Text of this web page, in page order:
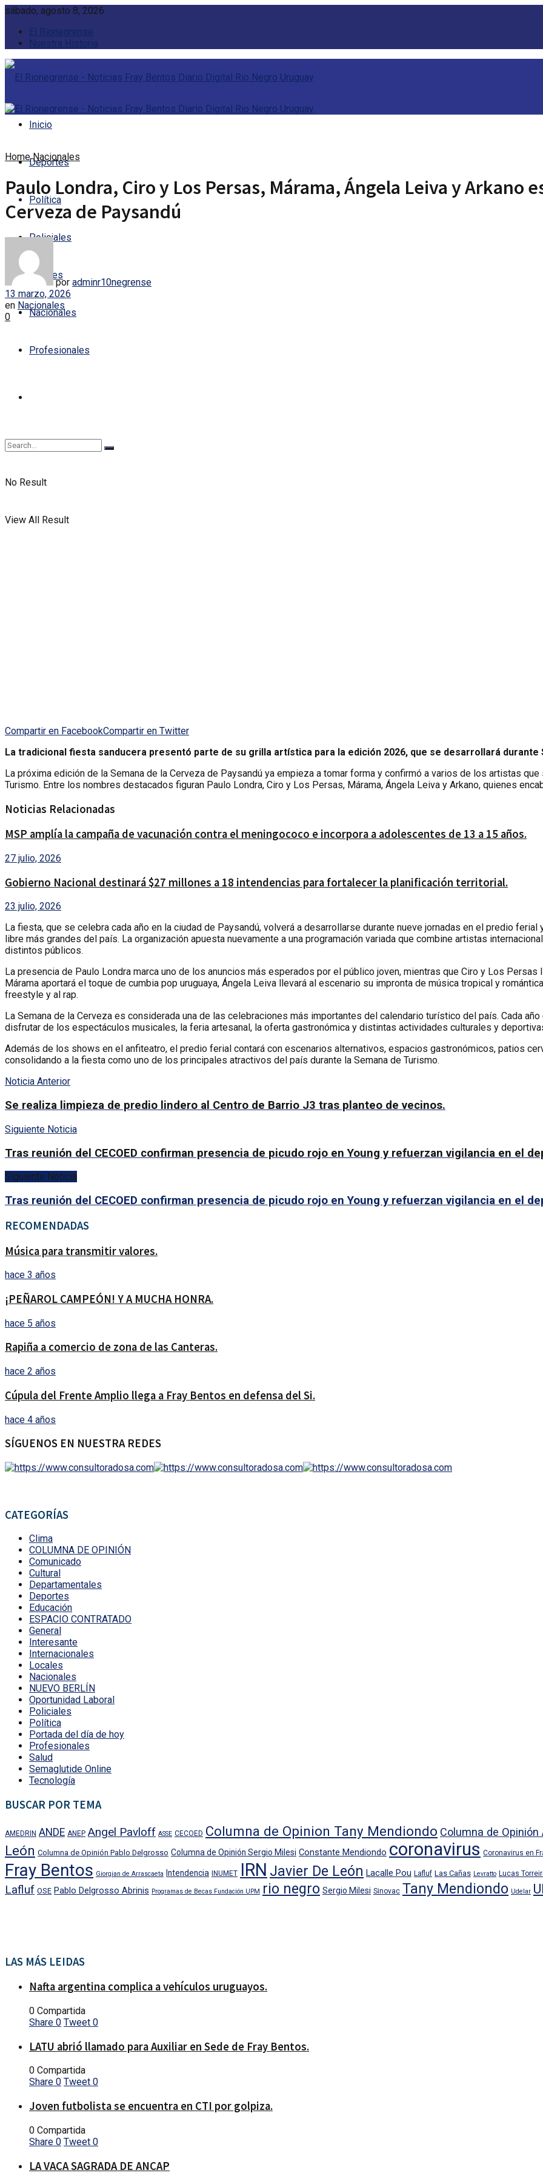
sábado, agosto 8, 2026
El Rionegrense
Nuestra Historia
Inicio
Deportes
Política
Policiales
Locales
Nacionales
Profesionales
No Result
View All Result
Home Nacionales
Paulo Londra, Ciro y Los Persas, Márama, Ángela Leiva y Arkano
Cerveza de Paysandú
por adminr10negrense
13 marzo, 2026
en Nacionales
0
Compartir en FacebookCompartir en Twitter
La tradicional fiesta sanducera presentó parte de su grilla artística para la edición 2026, que se desarrollará durante
La próxima edición de la Semana de la Cerveza de Paysandú ya empieza a tomar forma y confirmó a varios de los artistas
Turismo. Entre los nombres destacados figuran Paulo Londra, Ciro y Los Persas, Márama, Ángela Leiva y Arkano, quienes
Noticias Relacionadas
MSP amplía la campaña de vacunación contra el meningococo e incorpora a adolescentes de 13 a 15 años.
27 julio, 2026
Gobierno Nacional destinará $27 millones a 18 intendencias para fortalecer la planificación territorial.
23 julio, 2026
La fiesta, que se celebra cada año en la ciudad de Paysandú, volverá a desarrollarse durante nueve jornadas en el predio
libre más grandes del país. La organización apuesta nuevamente a una programación variada que combine artistas
distintos públicos.
La presencia de Paulo Londra marca uno de los anuncios más esperados por el público joven, mientras que Ciro y Los
Márama aportará el toque de cumbia pop uruguaya, Ángela Leiva llevará al escenario su impronta de música tropical y
freestyle y al rap.
La Semana de la Cerveza es considerada una de las celebraciones más importantes del calendario turístico del país. Cada
disfrutar de los espectáculos musicales, la feria artesanal, la oferta gastronómica y distintas actividades culturales y
Además de los shows en el anfiteatro, el predio ferial contará con escenarios alternativos, espacios gastronómicos, patios
consolidando a la fiesta como uno de los principales atractivos del país durante la Semana de Turismo.
Noticia Anterior
Se realiza limpieza de predio lindero al Centro de Barrio J3 tras planteo de vecinos.
Siguiente Noticia
Tras reunión del CECOED confirman presencia de picudo rojo en Young y refuerzan vigilancia en el
Siguiente Noticia
Tras reunión del CECOED confirman presencia de picudo rojo en Young y refuerzan vigilancia en el
RECOMENDADAS
Música para transmitir valores.
hace 3 años
¡PEÑAROL CAMPEÓN! Y A MUCHA HONRA.
hace 5 años
Rapiña a comercio de zona de las Canteras.
hace 2 años
Cúpula del Frente Amplio llega a Fray Bentos en defensa del Si.
hace 4 años
SÍGUENOS EN NUESTRA REDES
CATEGORÍAS
Clima
COLUMNA DE OPINIÓN
Comunicado
Cultural
Departamentales
Deportes
Educación
ESPACIO CONTRATADO
General
Interesante
Internacionales
Locales
Nacionales
NUEVO BERLÍN
Oportunidad Laboral
Policiales
Política
Portada del día de hoy
Profesionales
Salud
Semaglutide Online
Tecnología
BUSCAR POR TEMA
AMEDRIN ANDE ANEP Angel Pavloff ASSE CECOED Columna de Opinion Tany Mendiondo Columna de
León Columna de Opinión Pablo Delgrosso Columna de Opinión Sergio Milesi Constante Mendiondo coronavirus Coronavirus en
Fray Bentos Giorgian de Arrascaeta Intendencia INUMET IRN Javier De León Lacalle Pou Lafluf Las Cañas Levratto Lucas
Lafluf OSE Pablo Delgrosso Abrinis Programas de Becas Fundación UPM rio negro Sergio Milesi Sinovac Tany Mendiondo Udelar
LAS MÁS LEIDAS
Nafta argentina complica a vehículos uruguayos.
0 Compartida
Share 0 Tweet 0
LATU abrió llamado para Auxiliar en Sede de Fray Bentos.
0 Compartida
Share 0 Tweet 0
Joven futbolista se encuentra en CTI por golpiza.
0 Compartida
Share 0 Tweet 0
LA VACA SAGRADA DE ANCAP